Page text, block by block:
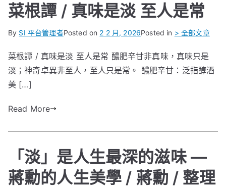
菜根譚 / 真味是淡 至人是常
By SI 平台管理者Posted on 2 2 月, 2026Posted in > 全部文章
菜根譚 / 真味是淡 至人是常 醲肥辛甘非真味，真味只是
淡；神奇卓異非至人，至人只是常。 醲肥辛甘：泛指醇酒
美 […]
Read More
「淡」是人生最深的滋味 —
蔣勳的人生美學 / 蔣勳 / 整理